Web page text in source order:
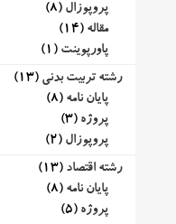
پروپوزال (8)
مقاله (14)
پاورپوینت (1)
رشته تربیت بدنی (13)
پایان نامه (8)
پروژه (3)
پروپوزال (2)
رشته اقتصاد (13)
پایان نامه (8)
پروژه (5)